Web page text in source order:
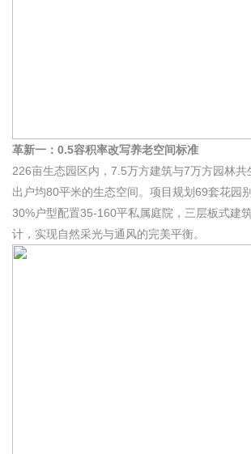
革新一：0.5容积率改写养老空间标准
226亩生态园区内，7.5万方建筑与7万方园林共
出户均80平米的生态空间。项目规划69套花园
30%户型配置35-160平私属庭院，三层板式建
计，实现自然采光与通风的完美平衡。